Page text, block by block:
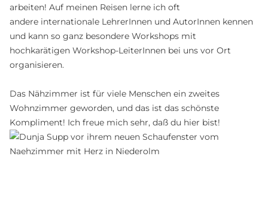
arbeiten! Auf meinen Reisen lerne ich oft
andere internationale LehrerInnen und AutorInnen kennen
und kann so ganz besondere Workshops mit
hochkarätigen Workshop-LeiterInnen bei uns vor Ort
organisieren.
Das Nähzimmer ist für viele Menschen ein zweites
Wohnzimmer geworden, und das ist das schönste
Kompliment! Ich freue mich sehr, daß du hier bist!